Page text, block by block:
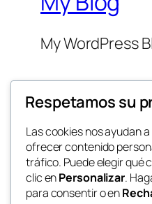
My WordPress
Twenty Twenty-Five
Respetamos su
Las cookies nos ayudan
ofrecer contenido
tráfico. Puede elegir qué
clic enPersonalizar.
para consentir o en